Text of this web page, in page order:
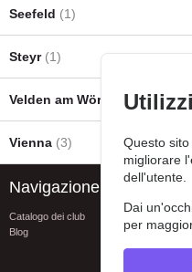
Seefeld (1)
Steyr (1)
Velden am Wörther See (1)
Vienna (3)
Navigazione
Catalogo dei club
Blog
Questo
migliorare
dell'utente.
Dai
per